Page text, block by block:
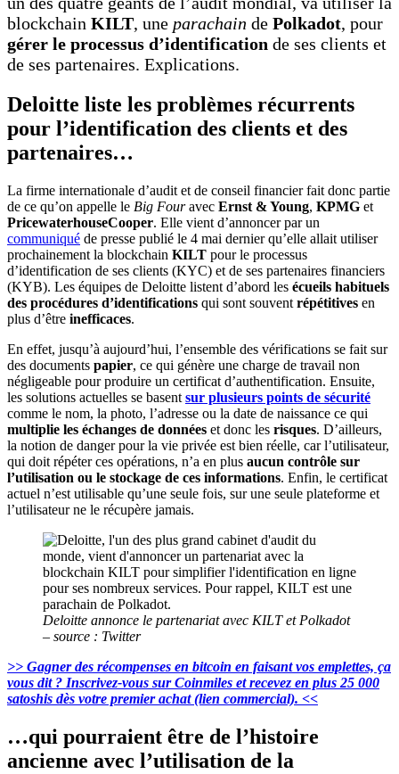
blockchain KILT, une parachain de Polkadot, pour
gérer le processus d’identification de ses clients et
de ses partenaires. Explications.
Deloitte liste les problèmes récurrents
pour l’identification des clients et des
partenaires…
La firme internationale d’audit et de conseil financier fait donc partie
de ce qu’on appelle le Big Fouravec Ernst & Young, KPMG et
PricewaterhouseCooper. Elle vient d’annoncer par un
communiqué de presse publié le 4 mai dernier qu’elle allait utiliser
prochainement la blockchain KILT pour le processus
d’identification de ses clients (KYC) et de ses partenaires financiers
(KYB). Les équipes de Deloitte listent d’abord les écueils habituels
des procédures d’identifications qui sont souvent répétitives en
plus d’être inefficaces.
En effet, jusqu’à aujourd’hui, l’ensemble des vérifications se fait sur
des documents papier, ce qui génère une charge de travail non
négligeable pour produire un certificat d’authentification. Ensuite,
les solutions actuelles se basent sur plusieurs points de sécurité
comme le nom, la photo, l’adresse ou la date de naissance ce qui
multiplie les échanges de données et donc les risques. D’ailleurs,
la notion de danger pour la vie privée est bien réelle, car l’utilisateur,
qui doit répéter ces opérations, n’a en plus aucun contrôle sur
l’utilisation ou le stockage de ces informations. Enfin, le certificat
actuel n’est utilisable qu’une seule fois, sur une seule plateforme et
l’utilisateur ne le récupère jamais.
Deloitte annonce le partenariat avec KILT et Polkadot
– source : Twitter
>> Gagner des récompenses en bitcoin en faisant vos emplettes, ça
vous dit ? Inscrivez-vous sur Coinmiles et recevez en plus 25 000
satoshis dès votre premier achat (lien commercial). <<
…qui pourraient être de l’histoire
ancienne avec l’utilisation de la